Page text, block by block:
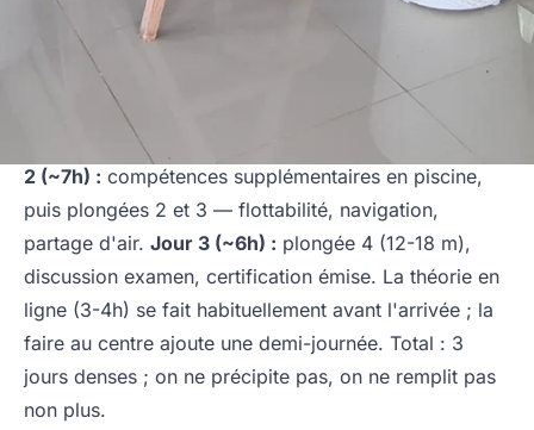
Le déroulé jour par jour d'un Open Water 3 jours
Jour 1 (~8h) :
séance piscine (2-3h de compétences)
+ première plongée mer l'après-midi, max 12 m.
2 (~7h) : compétences supplémentaires en piscine,
puis plongées 2 et 3 — flottabilité, navigation,
partage d'air. Jour 3 (~6h) : plongée 4 (12-18 m),
discussion examen, certification émise. La théorie en
ligne (3-4h) se fait habituellement avant l'arrivée ; la
faire au centre ajoute une demi-journée. Total : 3
jours denses ; on ne précipite pas, on ne remplit pas
non plus.